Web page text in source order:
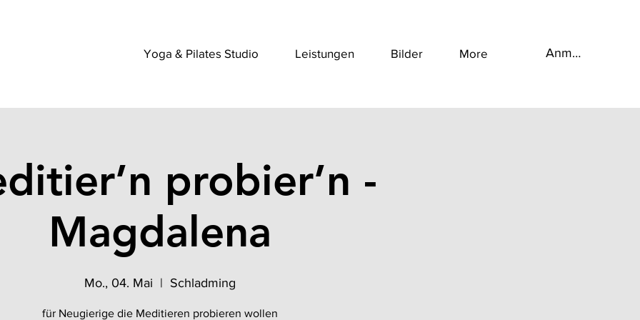
Yoga & Pilates Studio Leistungen Bilder More Anmelden
probier’n -
Magdalena
Mo., 04. Mai
  |
Schladming
für Neugierige die Meditieren probieren wollen